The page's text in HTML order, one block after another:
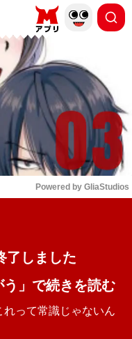
もっと読む
Powered by GliaStudios
了しました
」で続きを読む
って常識じゃないん